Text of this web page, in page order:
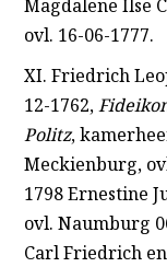
Magdalene Ilse
ovl. 16-06-1777.
XI. Friedrich
12-1762,
Politz,
Meckienburg,
1798 Ernestine
ovl. Naumburg
Carl Friedrich